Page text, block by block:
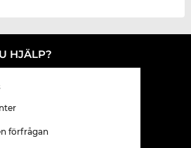
HJÄLP?
förfrågan